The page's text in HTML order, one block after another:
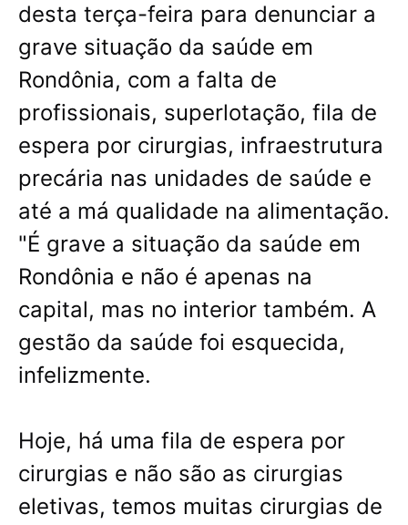
desta terça-feira para denunciar a
grave situação da saúde em
Rondônia, com a falta de
profissionais, superlotação, fila de
espera por cirurgias, infraestrutura
precária nas unidades de saúde e
até a má qualidade na alimentação.
"É grave a situação da saúde em
Rondônia e não é apenas na
capital, mas no interior também. A
gestão da saúde foi esquecida,
infelizmente.
Hoje, há uma fila de espera por
cirurgias e não são as cirurgias
eletivas, temos muitas cirurgias de